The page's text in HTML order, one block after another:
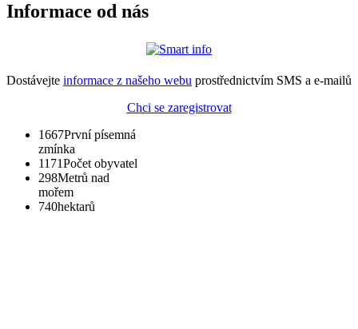
Informace od nás
Dostávejte informace z našeho webu prostřednictvím SMS a e-mailů
Chci se zaregistrovat
1667První písemná
zmínka
1171Počet obyvatel
298Metrů nad
mořem
740hektarů